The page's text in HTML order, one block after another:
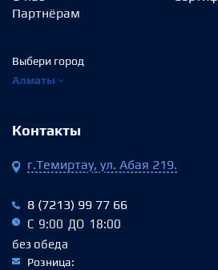
Партнёрам
Выбери город
Алматы
Контакты
г.Темиртау, ул. Абая 219.
8 (7213) 99 77 66
С 9:00 ДО 18:00
без обеда
Розница: